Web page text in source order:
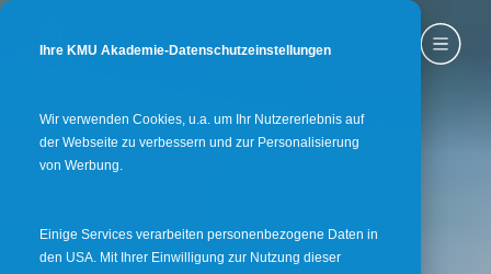
Ihre KMU Akademie-Datenschutzeinstellungen
Wir verwenden Cookies, u.a. um Ihr Nutzererlebnis auf
der Webseite zu verbessern und zur Personalisierung
von Werbung.
Einige Services verarbeiten personenbezogene Daten in
den USA. Mit Ihrer Einwilligung zur Nutzung dieser